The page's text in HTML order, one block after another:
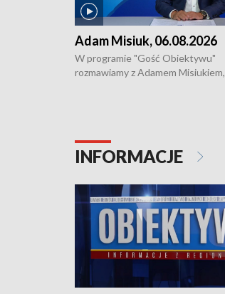
Adam Misiuk, 06.08.2026
W programie "Gość Obiektywu"
rozmawiamy z Adamem Misiukiem,
INFORMACJE